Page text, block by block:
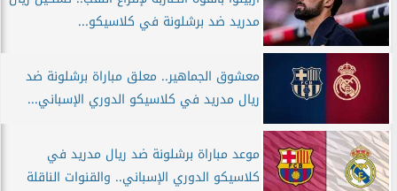
مدريد ضد برشلونة في كلاسيكو...
معشوق الجماهير.. معلق مباراة برشلونة ضد
ريال مدريد في كلاسيكو الدوري الإسباني...
موعد مباراة برشلونة ضد ريال مدريد في
كلاسيكو الدوري الإسباني.. والقنوات الناقلة